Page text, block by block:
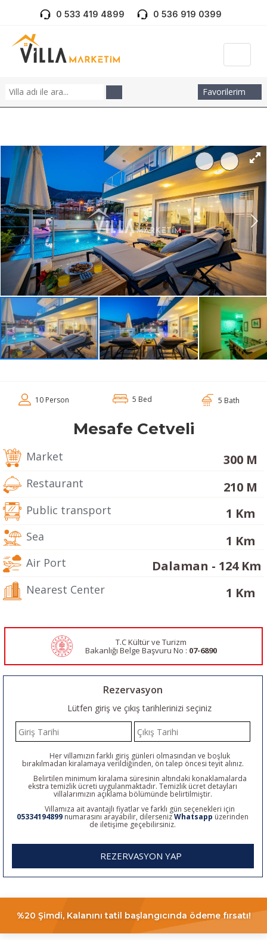
0 533 419 4899 0 536 919 0399
Favorilerim
10 Person 5 Bed 5 Bath
Mesafe Cetveli
Market 300 M
Restaurant 210 M
Public transport 1 Km
Sea 1 Km
Air Port Dalaman - 124 Km
Nearest Center 1 Km
T.C Kültür ve Turizm
Bakanlığı Belge Başvuru No : 07-6890
Rezervasyon
Lütfen giriş ve çıkış tarihlerinizi seçiniz
Her villamızın farklı giriş günleri olmasından ve boşluk
bırakılmadan kiralamaya verildiğinden, ön talep öncesi teyit alınız.
Belirtilen minimum kiralama süresinin altındaki konaklamalarda
ekstra temizlik ücreti uygulanmaktadır. Temizlik ücret detayları
villalarımızın açıklama bölümünde belirtilmiştir.
Villamıza ait avantajlı fiyatlar ve farklı gün seçenekleri için
05334194899 numarasını arayabilir, dilersenizWhatsapp üzerinden
de iletişime geçebilirsiniz.
REZERVASYON YAP
%20 Şimdi, Kalanını tatil başlangıcında ödeme fırsatı!